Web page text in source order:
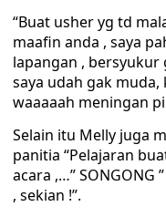
“Buat usher yg td
maafin anda , saya
lapangan ,
saya udah gak
waaaaah meningan
Selain itu Melly juga
panitia “Pelajaran
acara ,…” SONGONG
, sekian !”.